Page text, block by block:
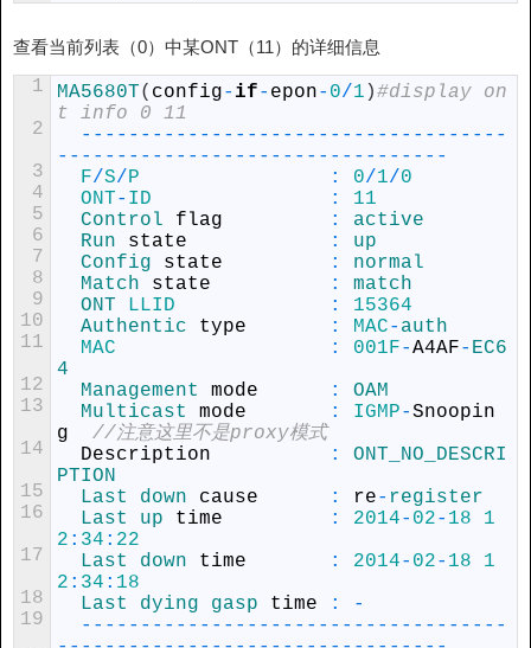
查看当前列表（0）中某ONT（11）的详细信息
1
2
3
4
5
6
7
8
9
10
11
12
13
14
15
16
17
18
19
MA5680T( config- if- epon- 0/1 )#display on
t info 0 11
-- -- -- -- -- -- -- -- -- -- -- -- -- -- -- -- -- --
-- -- -- -- -- -- -- -- -- -- -- -- -- -- -- -- -
F/S/P : 0/1/0
ONT- ID :
11
Control flag :
active
Run state :
up
Config state :
normal
Match state :
match
ONT LLID :
15364
Authentic type : MAC- auth
MAC
: 001F-A4AF- EC6
4
Management mode :
OAM
Multicast mode : IGMP-Snoopin
g
//注意这里不是proxy模式
Description
:
ONT_NO_DESCRI
PTION
Last down cause : re- register
Last up time : 2014- 02- 18
1
2 : 34 : 22
Last down time : 2014- 02- 18
1
2 : 34 : 18
Last dying gasp time :
-
-- -- -- -- -- -- -- -- -- -- -- -- -- -- -- -- -- --